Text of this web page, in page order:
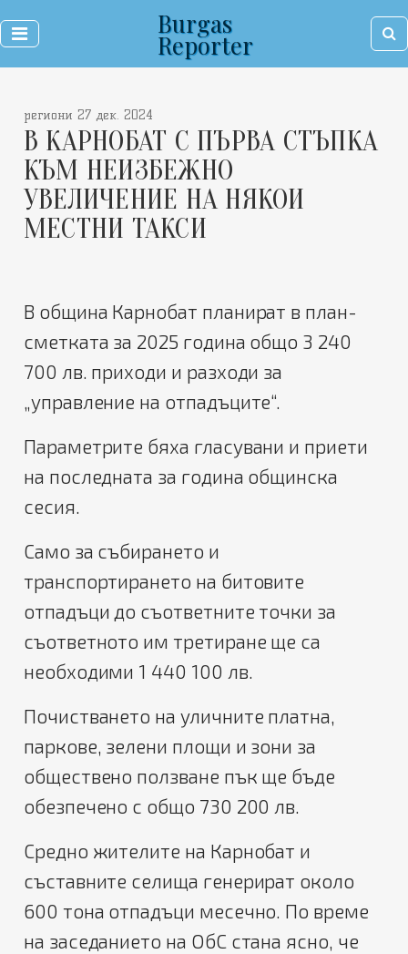
Burgas
Reporter
региони 27 дек. 2024
В КАРНОБАТ С ПЪРВА СТЪПКА
КЪМ НЕИЗБЕЖНО
УВЕЛИЧЕНИЕ НА НЯКОИ
МЕСТНИ ТАКСИ
В община Карнобат планират в план-
сметката за 2025 година общо 3 240
700 лв. приходи и разходи за
„управление на отпадъците“.
Параметрите бяха гласувани и приети
на последната за година общинска
сесия.
Само за събирането и
транспортирането на битовите
отпадъци до съответните точки за
съответното им третиране ще са
необходими 1 440 100 лв.
Почистването на уличните платна,
паркове, зелени площи и зони за
обществено ползване пък ще бъде
обезпечено с общо 730 200 лв.
Средно жителите на Карнобат и
съставните селища генерират около
600 тона отпадъци месечно. По време
на заседанието на ОбС стана ясно, че